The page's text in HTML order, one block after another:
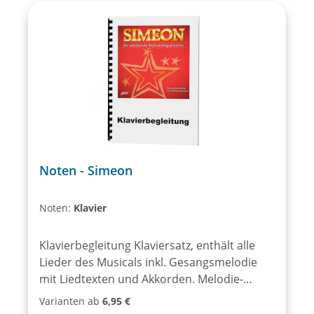
Noten - Simeon
Noten: Klavier
Klavierbegleitung Klaviersatz, enthält alle
Lieder des Musicals inkl. Gesangsmelodie
mit Liedtexten und Akkorden. Melodie-
Instrumente Stimme für Melodie-
Varianten ab 6,95 €